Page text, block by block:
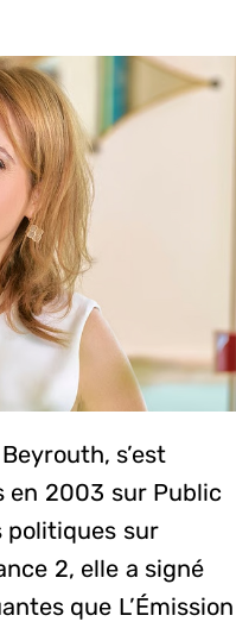
s’est
en 2003 sur Public
politiques sur
2, elle a signé
que L’Émission